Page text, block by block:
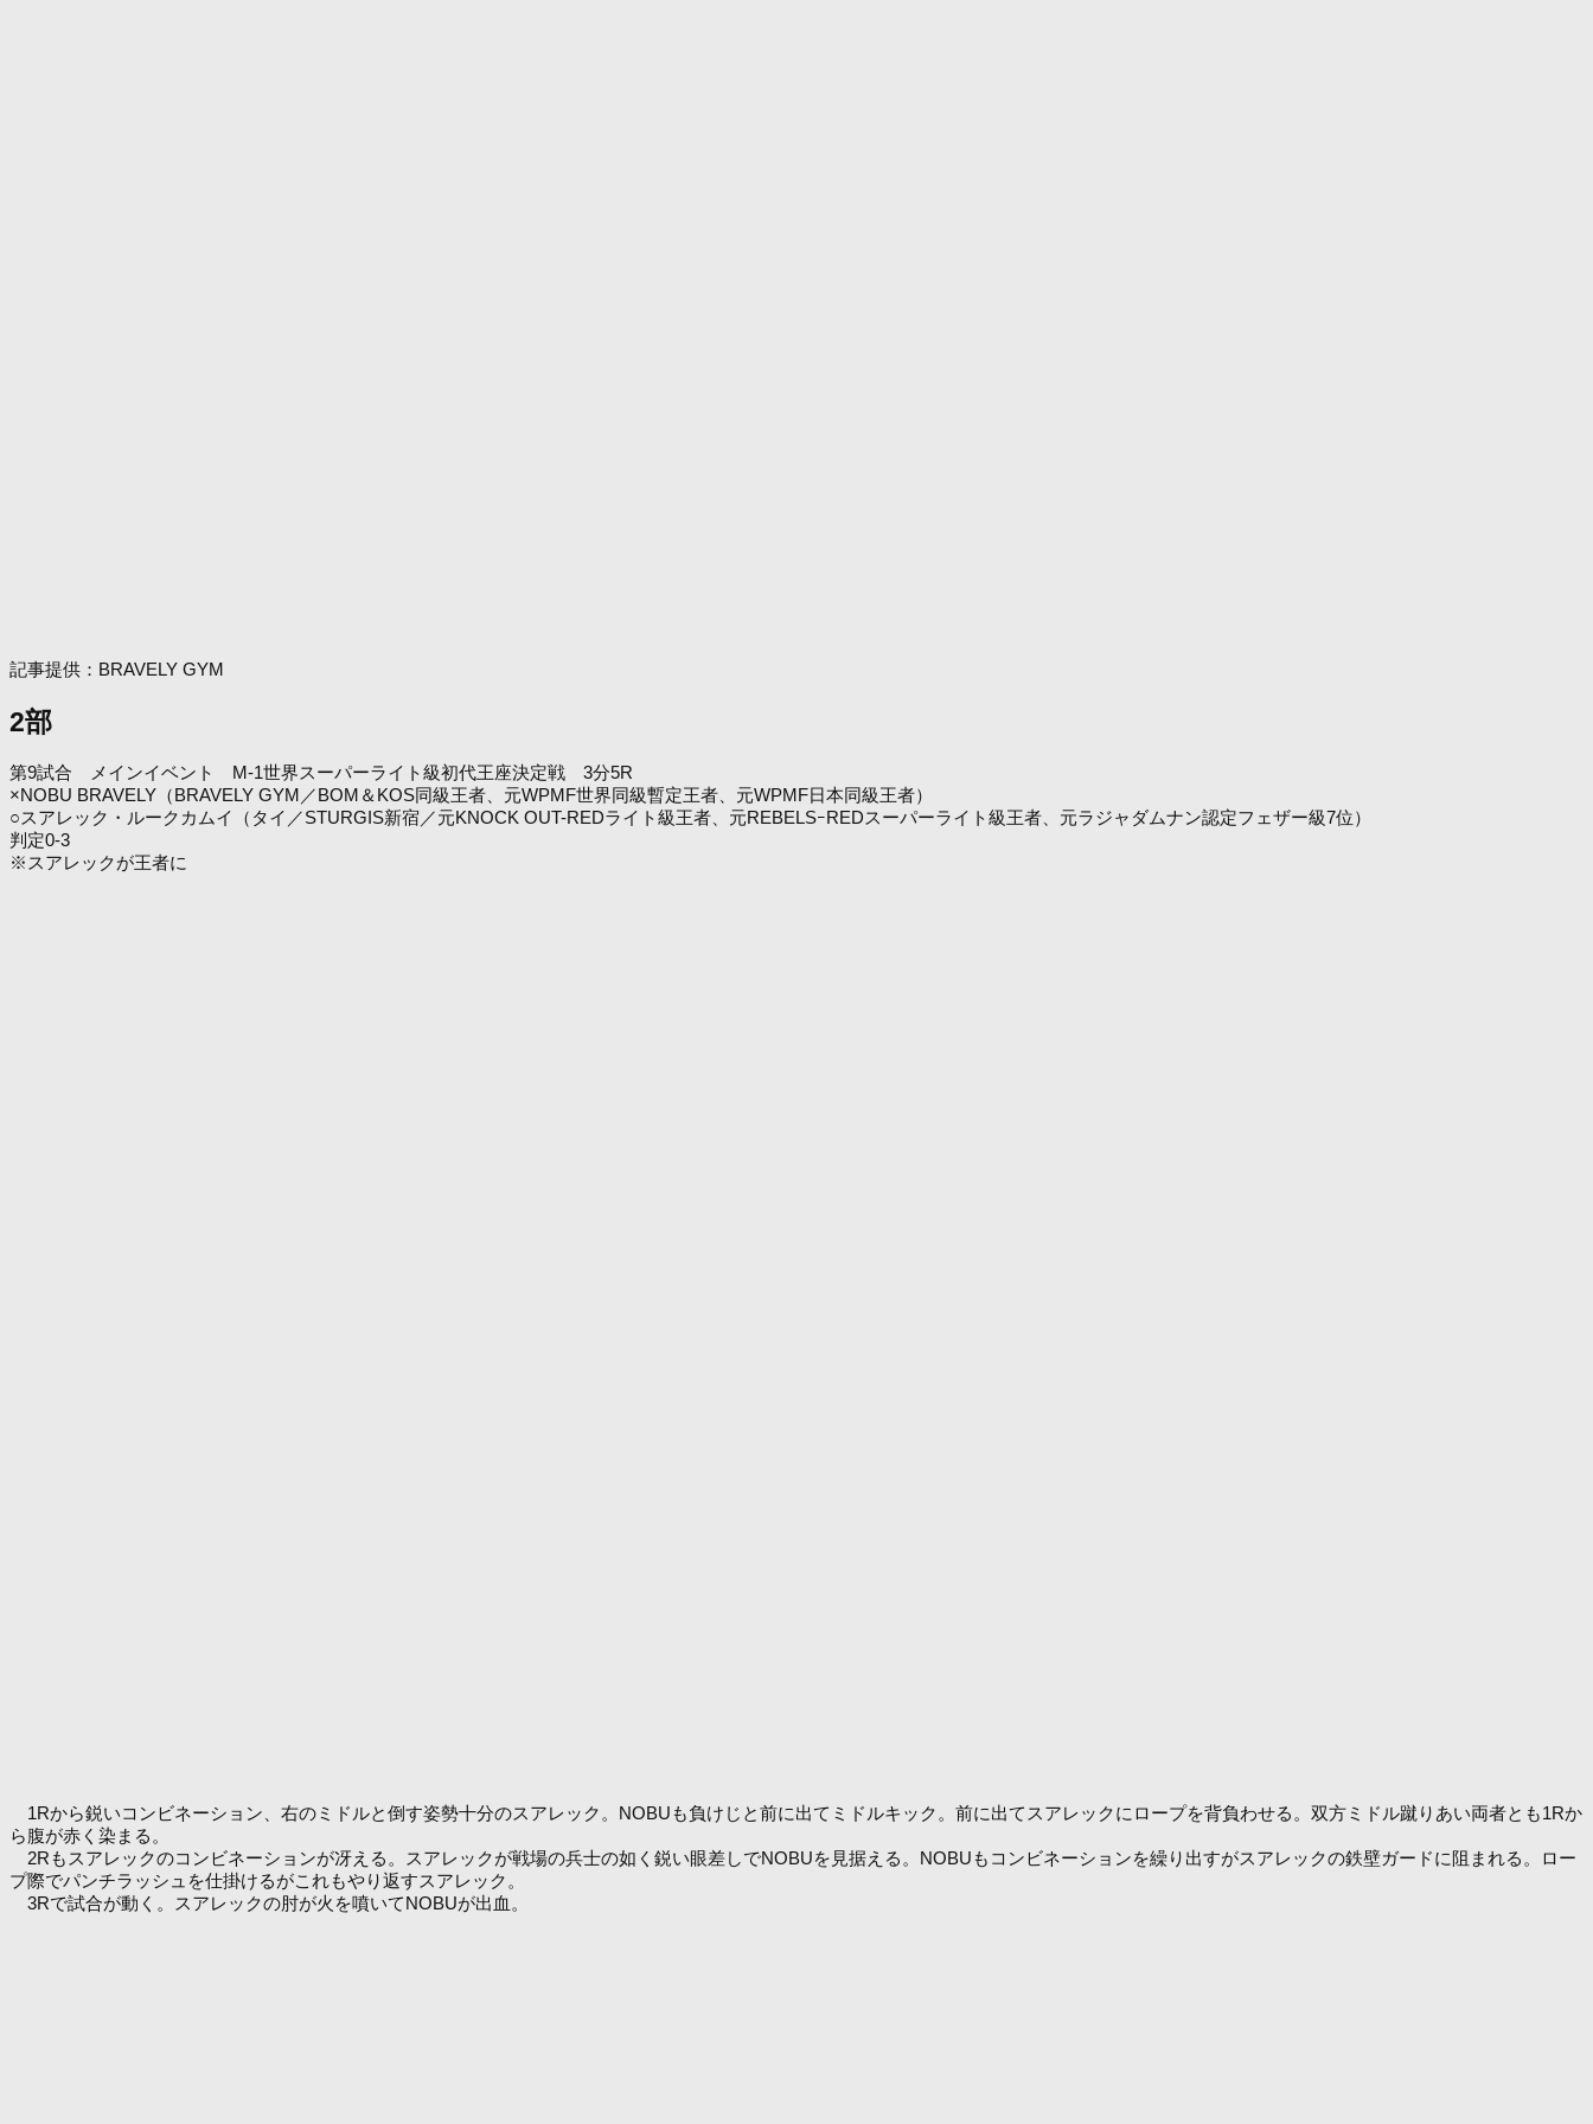
記事提供：BRAVELY GYM
2部
第9試合 メインイベント M-1世界スーパーライト級初代王座決定戦 3分5R
×NOBU BRAVELY（BRAVELY GYM／BOM＆KOS同級王者、元WPMF世界同級暫定王者、元WPMF日本同級王者）
○スアレック・ルークカムイ（タイ／STURGIS新宿／元KNOCK OUT-REDライト級王者、元REBELSｰREDスーパーライト級王者、元ラジャダムナン認定フェザー級7位）
判定0-3
※スアレックが王者に
1Rから鋭いコンビネーション、右のミドルと倒す姿勢十分のスアレック。NOBUも負けじと前に出てミドルキック。前に出てスアレックにロープを背負わせる。双方ミドル蹴りあい両者とも1Rか
ら腹が赤く染まる。
2Rもスアレックのコンビネーションが冴える。スアレックが戦場の兵士の如く鋭い眼差しでNOBUを見据える。NOBUもコンビネーションを繰り出すがスアレックの鉄壁ガードに阻まれる。ロー
プ際でパンチラッシュを仕掛けるがこれもやり返すスアレック。
3Rで試合が動く。スアレックの肘が火を噴いてNOBUが出血。